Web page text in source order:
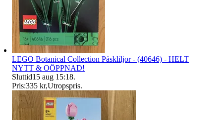
LEGO Botanical Collection Påskliljor - (40646) - HELT
NYTT & OÖPPNAD!
Sluttid15 aug 15:18.
Pris:335 kr,Utropspris.